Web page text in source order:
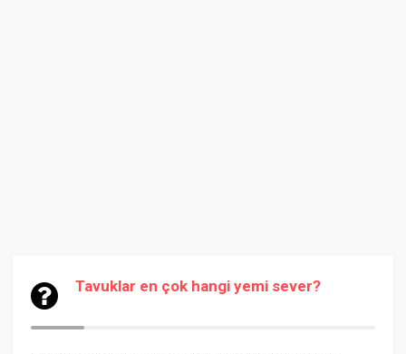
Tavuklar en çok hangi yemi sever?